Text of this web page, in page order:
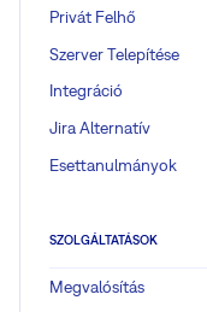
Privát Felhő
Szerver Telepítése
Integráció
Jira Alternatív
Esettanulmányok
SZOLGÁLTATÁSOK
Megvalósítás